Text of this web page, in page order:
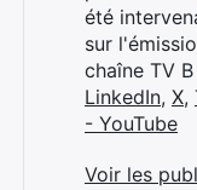
été
sur
chaîne TV
LinkedIn, X,
- YouTube
Voir les